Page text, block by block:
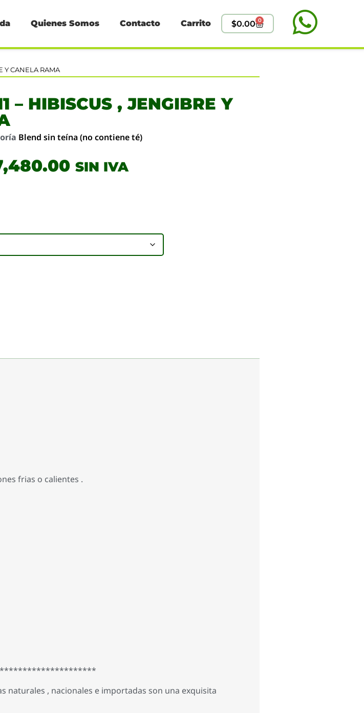
Quienes Somos Contacto Carrito $0.00 0
Y CANELA RAMA
– HIBISCUS , JENGIBRE Y
Blend sin teína (no contiene té)
SIN IVA
frias o calientes .
naturales , nacionales e importadas son una exquisita